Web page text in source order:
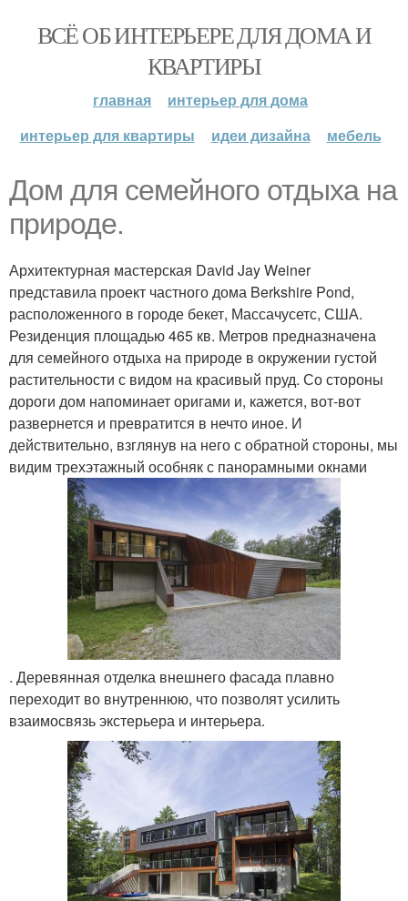
ВСЁ ОБ ИНТЕРЬЕРЕ ДЛЯ ДОМА И
КВАРТИРЫ
главная
интерьер для дома
интерьер для квартиры
идеи дизайна мебель
Дом для семейного отдыха на
природе.
Архитектурная мастерская David Jay Weiner
представила проект частного дома Berkshire Pond,
расположенного в городе бекет, Массачусетс, США.
Резиденция площадью 465 кв. Метров предназначена
для семейного отдыха на природе в окружении густой
растительности с видом на красивый пруд. Со стороны
дороги дом напоминает оригами и, кажется, вот-вот
развернется и превратится в нечто иное. И
действительно, взглянув на него с обратной стороны, мы
видим трехэтажный особняк с панорамными окнами
. Деревянная отделка внешнего фасада плавно
переходит во внутреннюю, что позволят усилить
взаимосвязь экстерьера и интерьера.